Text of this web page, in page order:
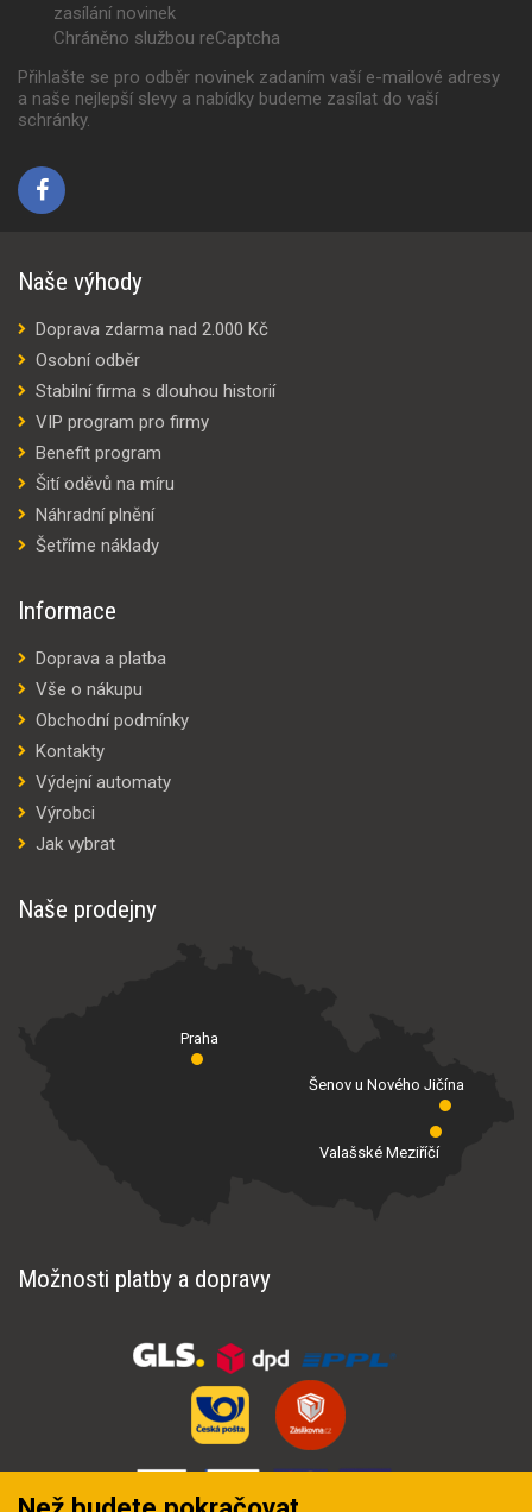
zasílání novinek
Chráněno službou reCaptcha
Přihlašte se pro odběr novinek zadaním vaší e-mailové adresy
a naše nejlepší slevy a nabídky budeme zasílat do vaší
schránky.
Naše výhody
Doprava zdarma nad 2.000 Kč
Osobní odběr
Stabilní firma s dlouhou historií
VIP program pro firmy
Benefit program
Šití oděvů na míru
Náhradní plnění
Šetříme náklady
Informace
Doprava a platba
Vše o nákupu
Obchodní podmínky
Kontakty
Výdejní automaty
Výrobci
Jak vybrat
Naše prodejny
Praha
Valašské Meziříčí
Šenov u Nového Jičína
Možnosti platby a dopravy